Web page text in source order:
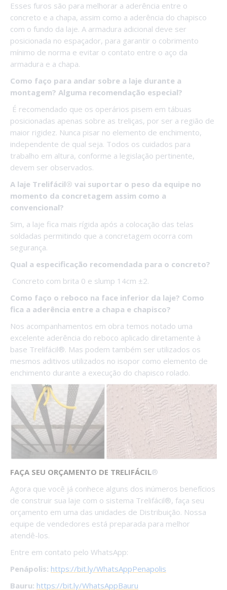
Esses furos são para melhorar a aderência entre o
concreto e a chapa, assim como a aderência do chapisco
com o fundo da laje. A armadura adicional deve ser
posicionada no espaçador, para garantir o cobrimento
mínimo de norma e evitar o contato entre o aço da
armadura e a chapa.
Como faço para andar sobre a laje durante a
montagem? Alguma recomendação especial?
É recomendado que os operários pisem em tábuas
posicionadas apenas sobre as treliças, por ser a região de
maior rigidez. Nunca pisar no elemento de enchimento,
independente de qual seja. Todos os cuidados para
trabalho em altura, conforme a legislação pertinente,
devem ser observados.
A laje Trelifácil® vai suportar o peso da equipe no
momento da concretagem assim como a
convencional?
Sim, a laje fica mais rígida após a colocação das telas
soldadas permitindo que a concretagem ocorra com
segurança.
Qual a especificação recomendada para o concreto?
Concreto com brita 0 e slump 14cm ±2.
Como faço o reboco na face inferior da laje? Como
fica a aderência entre a chapa e chapisco?
Nos acompanhamentos em obra temos notado uma
excelente aderência do reboco aplicado diretamente à
base Trelifácil®. Mas podem também ser utilizados os
mesmos aditivos utilizados no isopor como elemento de
enchimento durante a execução do chapisco rolado.
FAÇA SEU ORÇAMENTO DE TRELIFÁCIL®
Agora que você já conhece alguns dos inúmeros benefícios
de construir sua laje com o sistema Trelifácil®, faça seu
orçamento em uma das unidades de Distribuição. Nossa
equipe de vendedores está preparada para melhor
atendê-los.
Entre em contato pelo WhatsApp:
Penápolis: https://bit.ly/WhatsAppPenapolis
Bauru: https://bit.ly/WhatsAppBauru